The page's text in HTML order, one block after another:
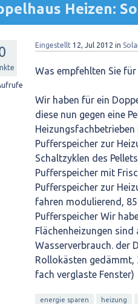
Heizen:
Eingestellt 12, Jul 2012 in
Was empfehlten Sie
Wir haben für ein
diese nun gegen eine
Pufferspeicher zur
Schaltzyklen des
Pufferspeicher mit
Pufferspeicher zur
fahren modulierend,
Pufferspeicher Wir
Flächenheizungen
Wasserverbrauch. der
Rollokästen gedämmt,
fach verglaste Fenster)
energie sparen heizung